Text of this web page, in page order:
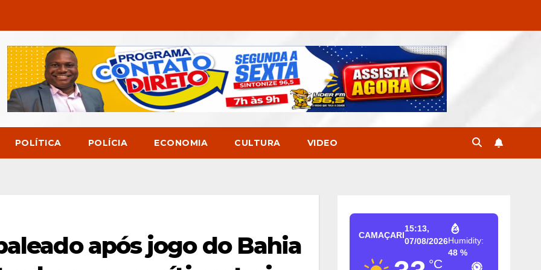
POLÍTICA POLÍCIA ECONOMIA CULTURA VIDEO
após jogo do Bahia
CAMAÇARI
15:13,
07/08/2026
°C
Humidity:
48 %